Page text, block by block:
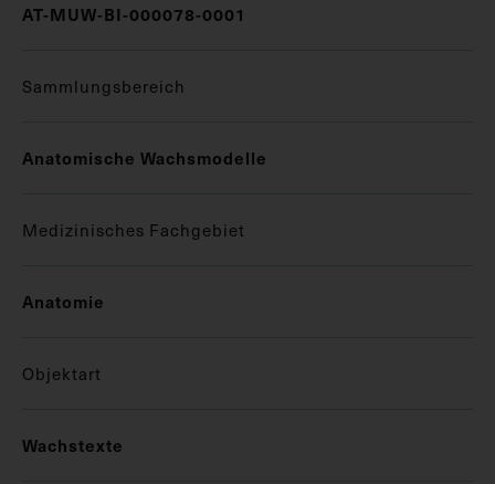
AT-MUW-BI-000078-0001
Sammlungsbereich
Anatomische Wachsmodelle
Medizinisches Fachgebiet
Anatomie
Objektart
Wachstexte